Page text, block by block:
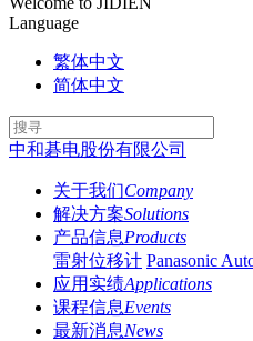
Language
繁体中文
简体中文
中和碁电股份有限公司
关于我们Company
解决方案Solutions
产品信息Products
雷射位移计 Panasonic
应用实绩Applications
课程信息Events
最新消息News